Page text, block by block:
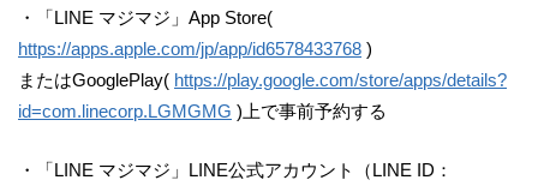
・「LINE マジマジ」App Store(
https://apps.apple.com/jp/app/id6578433768 )
またはGooglePlay( https://play.google.com/store/apps/details?
id=com.linecorp.LGMGMG )上で事前予約する
・「LINE マジマジ」LINE公式アカウント（LINE ID：